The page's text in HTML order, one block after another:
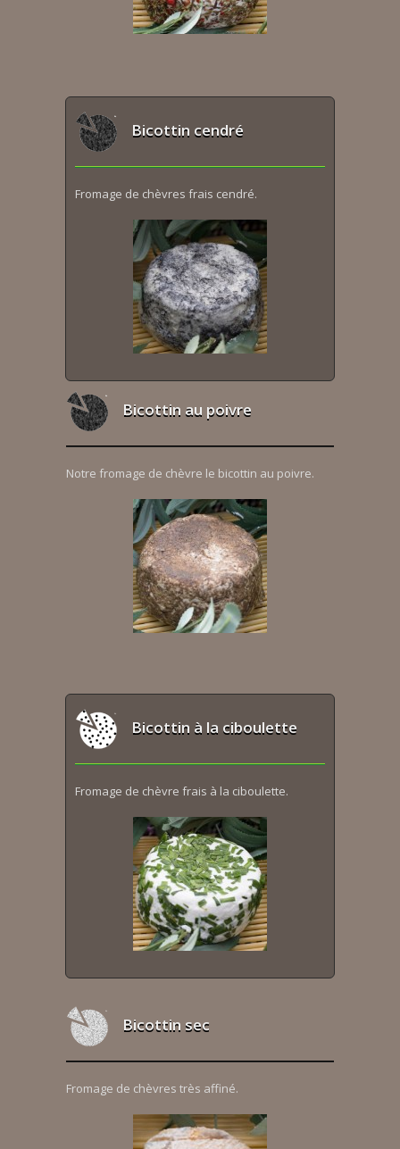
Bicottin cendré
Fromage de chèvres frais cendré.
Bicottin au poivre
Notre fromage de chèvre le bicottin au poivre.
Bicottin à la ciboulette
Fromage de chèvre frais à la ciboulette.
Bicottin sec
Fromage de chèvres très affiné.